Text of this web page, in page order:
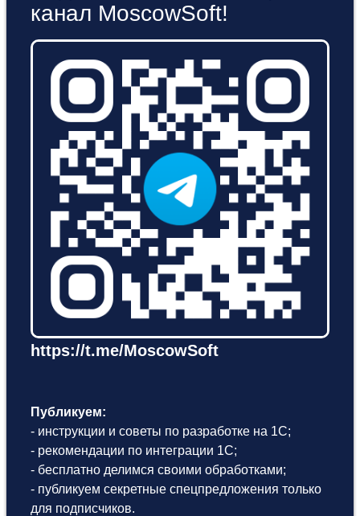
канал MoscowSoft!
https://t.me/MoscowSoft
Публикуем:
- инструкции и советы по разработке на 1С;
- рекомендации по интеграции 1С;
- бесплатно делимся своими обработками;
- публикуем секретные спецпредложения только
для подписчиков.